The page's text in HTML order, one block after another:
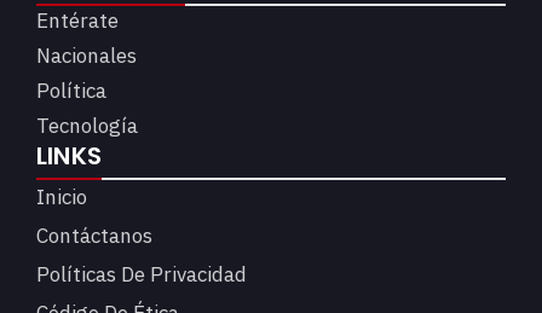
Entérate
Nacionales
Política
Tecnología
LINKS
Inicio
Contáctanos
Políticas De Privacidad